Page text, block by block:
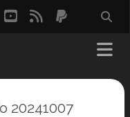
youtube
rss paypal
20241007